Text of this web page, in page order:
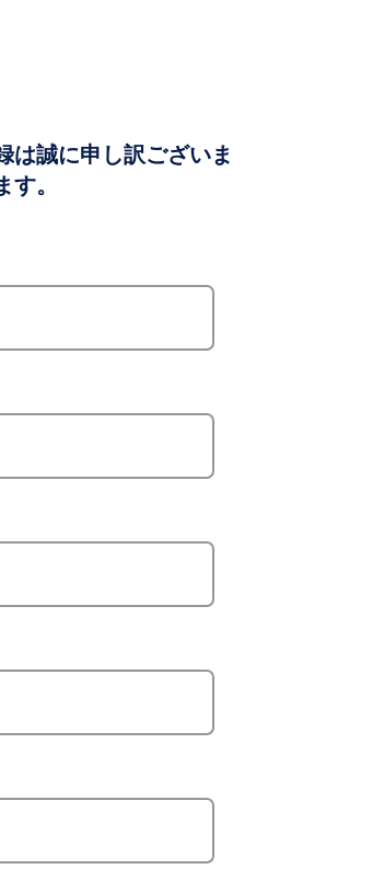
誠に申し訳ございま
。